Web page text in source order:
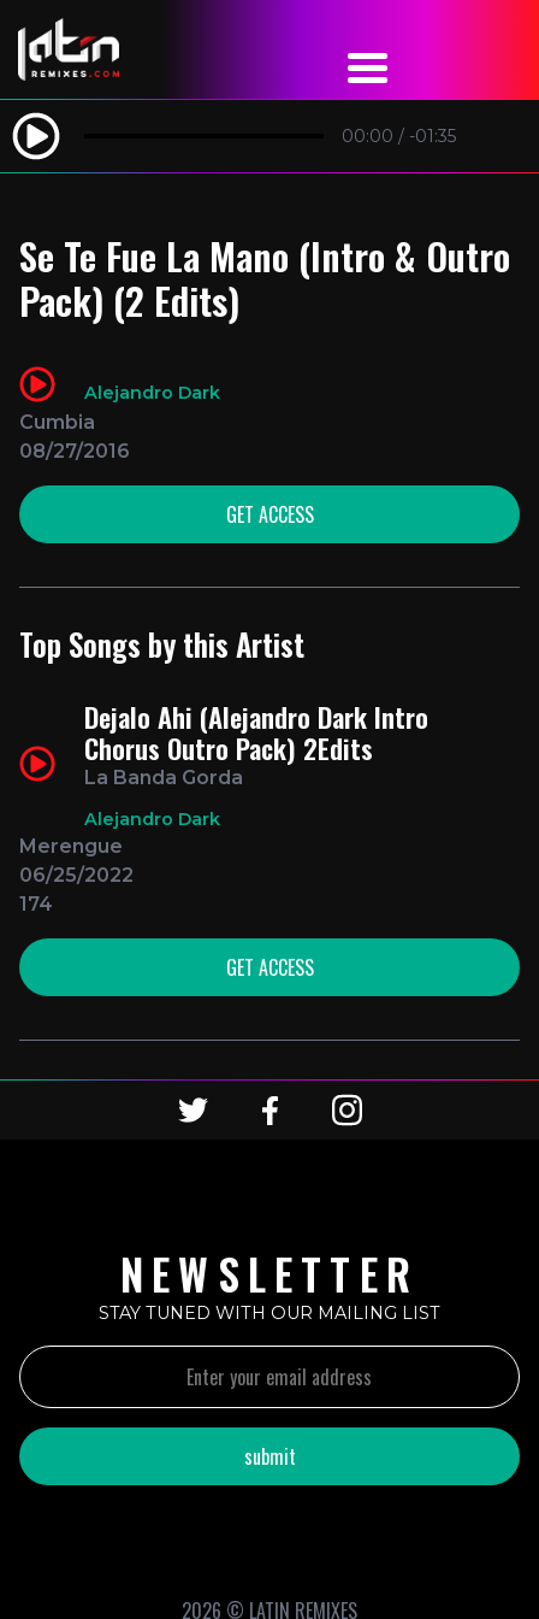
00:00 / -01:35
Se Te Fue La Mano (Intro & Outro
Pack) (2 Edits)
Alejandro Dark
Cumbia
08/27/2016
GET ACCESS
Top Songs by this Artist
Dejalo Ahi (Alejandro Dark Intro
Chorus Outro Pack) 2Edits
La Banda Gorda
Alejandro Dark
Merengue
06/25/2022
174
GET ACCESS
NEWSLETTER
STAY TUNED WITH OUR MAILING LIST
2026 © LATIN REMIXES